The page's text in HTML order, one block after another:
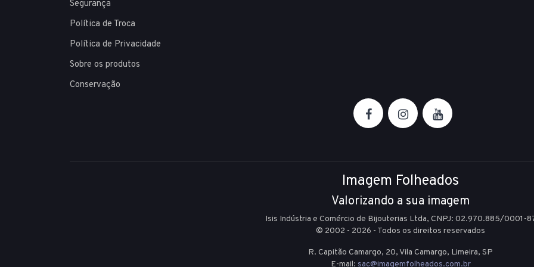
Segurança
Política de Troca
Política de Privacidade
Sobre os produtos
Conservação
Imagem Folheados
Valorizando a sua imagem
Isis Indústria e Comércio de Bijouterias Ltda, CNPJ: 02.970.885/0001-
© 2002 - 2026 - Todos os direitos reservados
R. Capitão Camargo, 20, Vila Camargo, Limeira, SP
E-mail: sac@imagemfolheados.com.br